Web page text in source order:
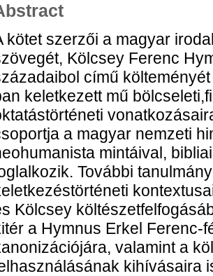
kötet szerzői a magyar
Kölcsey Ferenc
című
keletkezett mű
a magyar nemzeti
mintáival,
További
Kölcsey
a Hymnus Erkel Ferenc-
valamint a
kihívásaira